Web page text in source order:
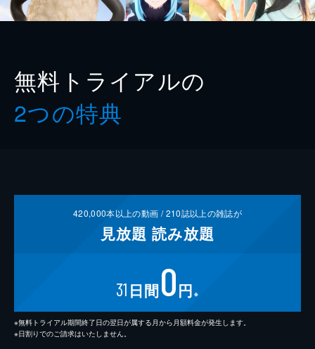
無料トライアルの
2つの特典
420,000本以上の動画 /210誌以上の雑誌が
見放題 読み放題
31 日間0円 ※
※無料トライアル期間終了日の翌日が属する月から月額料金が発生します。
※日割りでのご請求はいたしません。